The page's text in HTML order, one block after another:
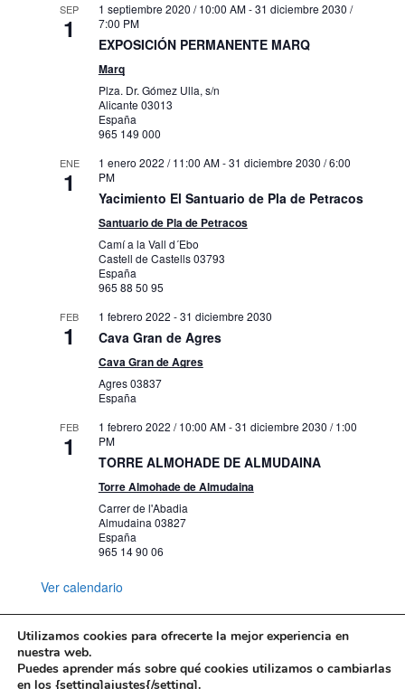
SEP
1
1 septiembre 2020 / 10:00 AM-31 diciembre 2030 /
7:00 PM
EXPOSICIÓN PERMANENTE MARQ
Marq
Plza. Dr. Gómez Ulla, s/n
Alicante 03013
España
965 149 000
ENE
1
1 enero 2022 / 11:00 AM-31 diciembre 2030 / 6:00
PM
Yacimiento El Santuario de Pla de Petracos
Santuario de Pla de Petracos
Camí a la Vall d´Ebo
Castell de Castells03793
España
965 88 50 95
FEB
1
1 febrero 2022 -31 diciembre 2030
Cava Gran de Agres
Cava Gran de Agres
Agres03837
España
FEB
1
1 febrero 2022 / 10:00 AM-31 diciembre 2030 / 1:00
PM
TORRE ALMOHADE DE ALMUDAINA
Torre Almohade de Almudaina
Carrer de l'Abadia
Almudaina 03827
España
965 14 90 06
Ver calendario
Mapa web
Política de Privacidad
Utilizamos cookies para ofrecerte la mejor experiencia en
nuestra web.
Puedes aprender más sobre qué cookies utilizamos o cambiarlas
en los {setting]ajustes{/setting].